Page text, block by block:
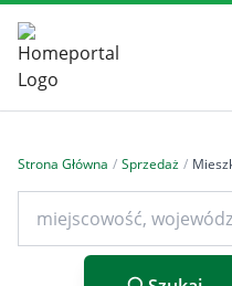
Strona Główna / Sprzedaż /